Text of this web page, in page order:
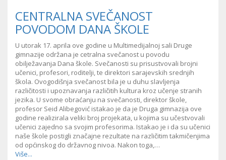
CENTRALNA SVEČANOST
POVODOM DANA ŠKOLE
U utorak 17. aprila ove godine u Multimedijalnoj sali Druge
gimnazije održana je cetralna svečanost u povodu
obilježavanja Dana škole. Svečanosti su prisustvovali brojni
učenici, profesori, roditelji, te direktori sarajevskih srednjih
škola. Ovogodišnja svečanost bila je u duhu slavljenja
različitosti i upoznavanja različitih kultura kroz učenje stranih
jezika. U svome obraćanju na svečanosti, direktor škole,
profesor Seid Alibegović istakao je da je Druga gimnazija ove
godine realizirala veliki broj projekata, u kojima su učestvovali
učenici zajedno sa svojim profesorima. Istakao je i da su učenici
naše škole postigli značajne rezultate na različitim takmičenjima
od općinskog do državnog nivoa. Nakon toga,…
Više...